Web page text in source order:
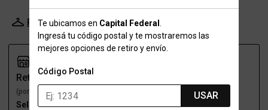
Te ubicamos en Capital Federal
Ingresá tu código postal y te mostraremos las
mejores opciones de retiro y envío.
Código Postal
USAR
Probador Virtual Tabla de talles
Retiro
(por una sucursal)
Seleccioná talle Seleccioná talle